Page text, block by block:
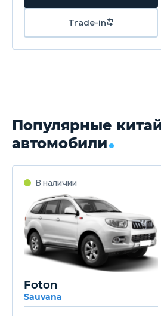
Популярные
автомобили
Foton
Sauvana